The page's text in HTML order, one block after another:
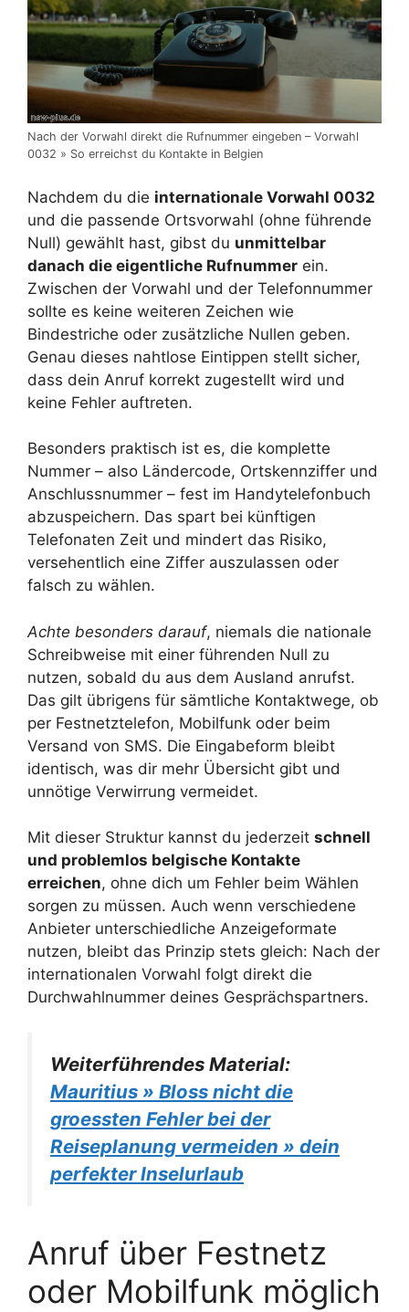
Nach der Vorwahl direkt die Rufnummer eingeben – Vorwahl
0032 » So erreichst du Kontakte in Belgien
Nachdem du die internationale Vorwahl 0032
und die passende Ortsvorwahl (ohne führende
Null) gewählt hast, gibst du unmittelbar
danach die eigentliche Rufnummer ein.
Zwischen der Vorwahl und der Telefonnummer
sollte es keine weiteren Zeichen wie
Bindestriche oder zusätzliche Nullen geben.
Genau dieses nahtlose Eintippen stellt sicher,
dass dein Anruf korrekt zugestellt wird und
keine Fehler auftreten.
Besonders praktisch ist es, die komplette
Nummer – also Ländercode, Ortskennziffer und
Anschlussnummer – fest im Handytelefonbuch
abzuspeichern. Das spart bei künftigen
Telefonaten Zeit und mindert das Risiko,
versehentlich eine Ziffer auszulassen oder
falsch zu wählen.
Achte besonders darauf, niemals die nationale
Schreibweise mit einer führenden Null zu
nutzen, sobald du aus dem Ausland anrufst.
Das gilt übrigens für sämtliche Kontaktwege, ob
per Festnetztelefon, Mobilfunk oder beim
Versand von SMS. Die Eingabeform bleibt
identisch, was dir mehr Übersicht gibt und
unnötige Verwirrung vermeidet.
Mit dieser Struktur kannst du jederzeit schnell
und problemlos belgische Kontakte
erreichen, ohne dich um Fehler beim Wählen
sorgen zu müssen. Auch wenn verschiedene
Anbieter unterschiedliche Anzeigeformate
nutzen, bleibt das Prinzip stets gleich: Nach der
internationalen Vorwahl folgt direkt die
Durchwahlnummer deines Gesprächspartners.
Weiterführendes Material:
Mauritius » Bloss nicht die
groessten Fehler bei der
Reiseplanung vermeiden » dein
perfekter Inselurlaub
Anruf über Festnetz
oder Mobilfunk möglich